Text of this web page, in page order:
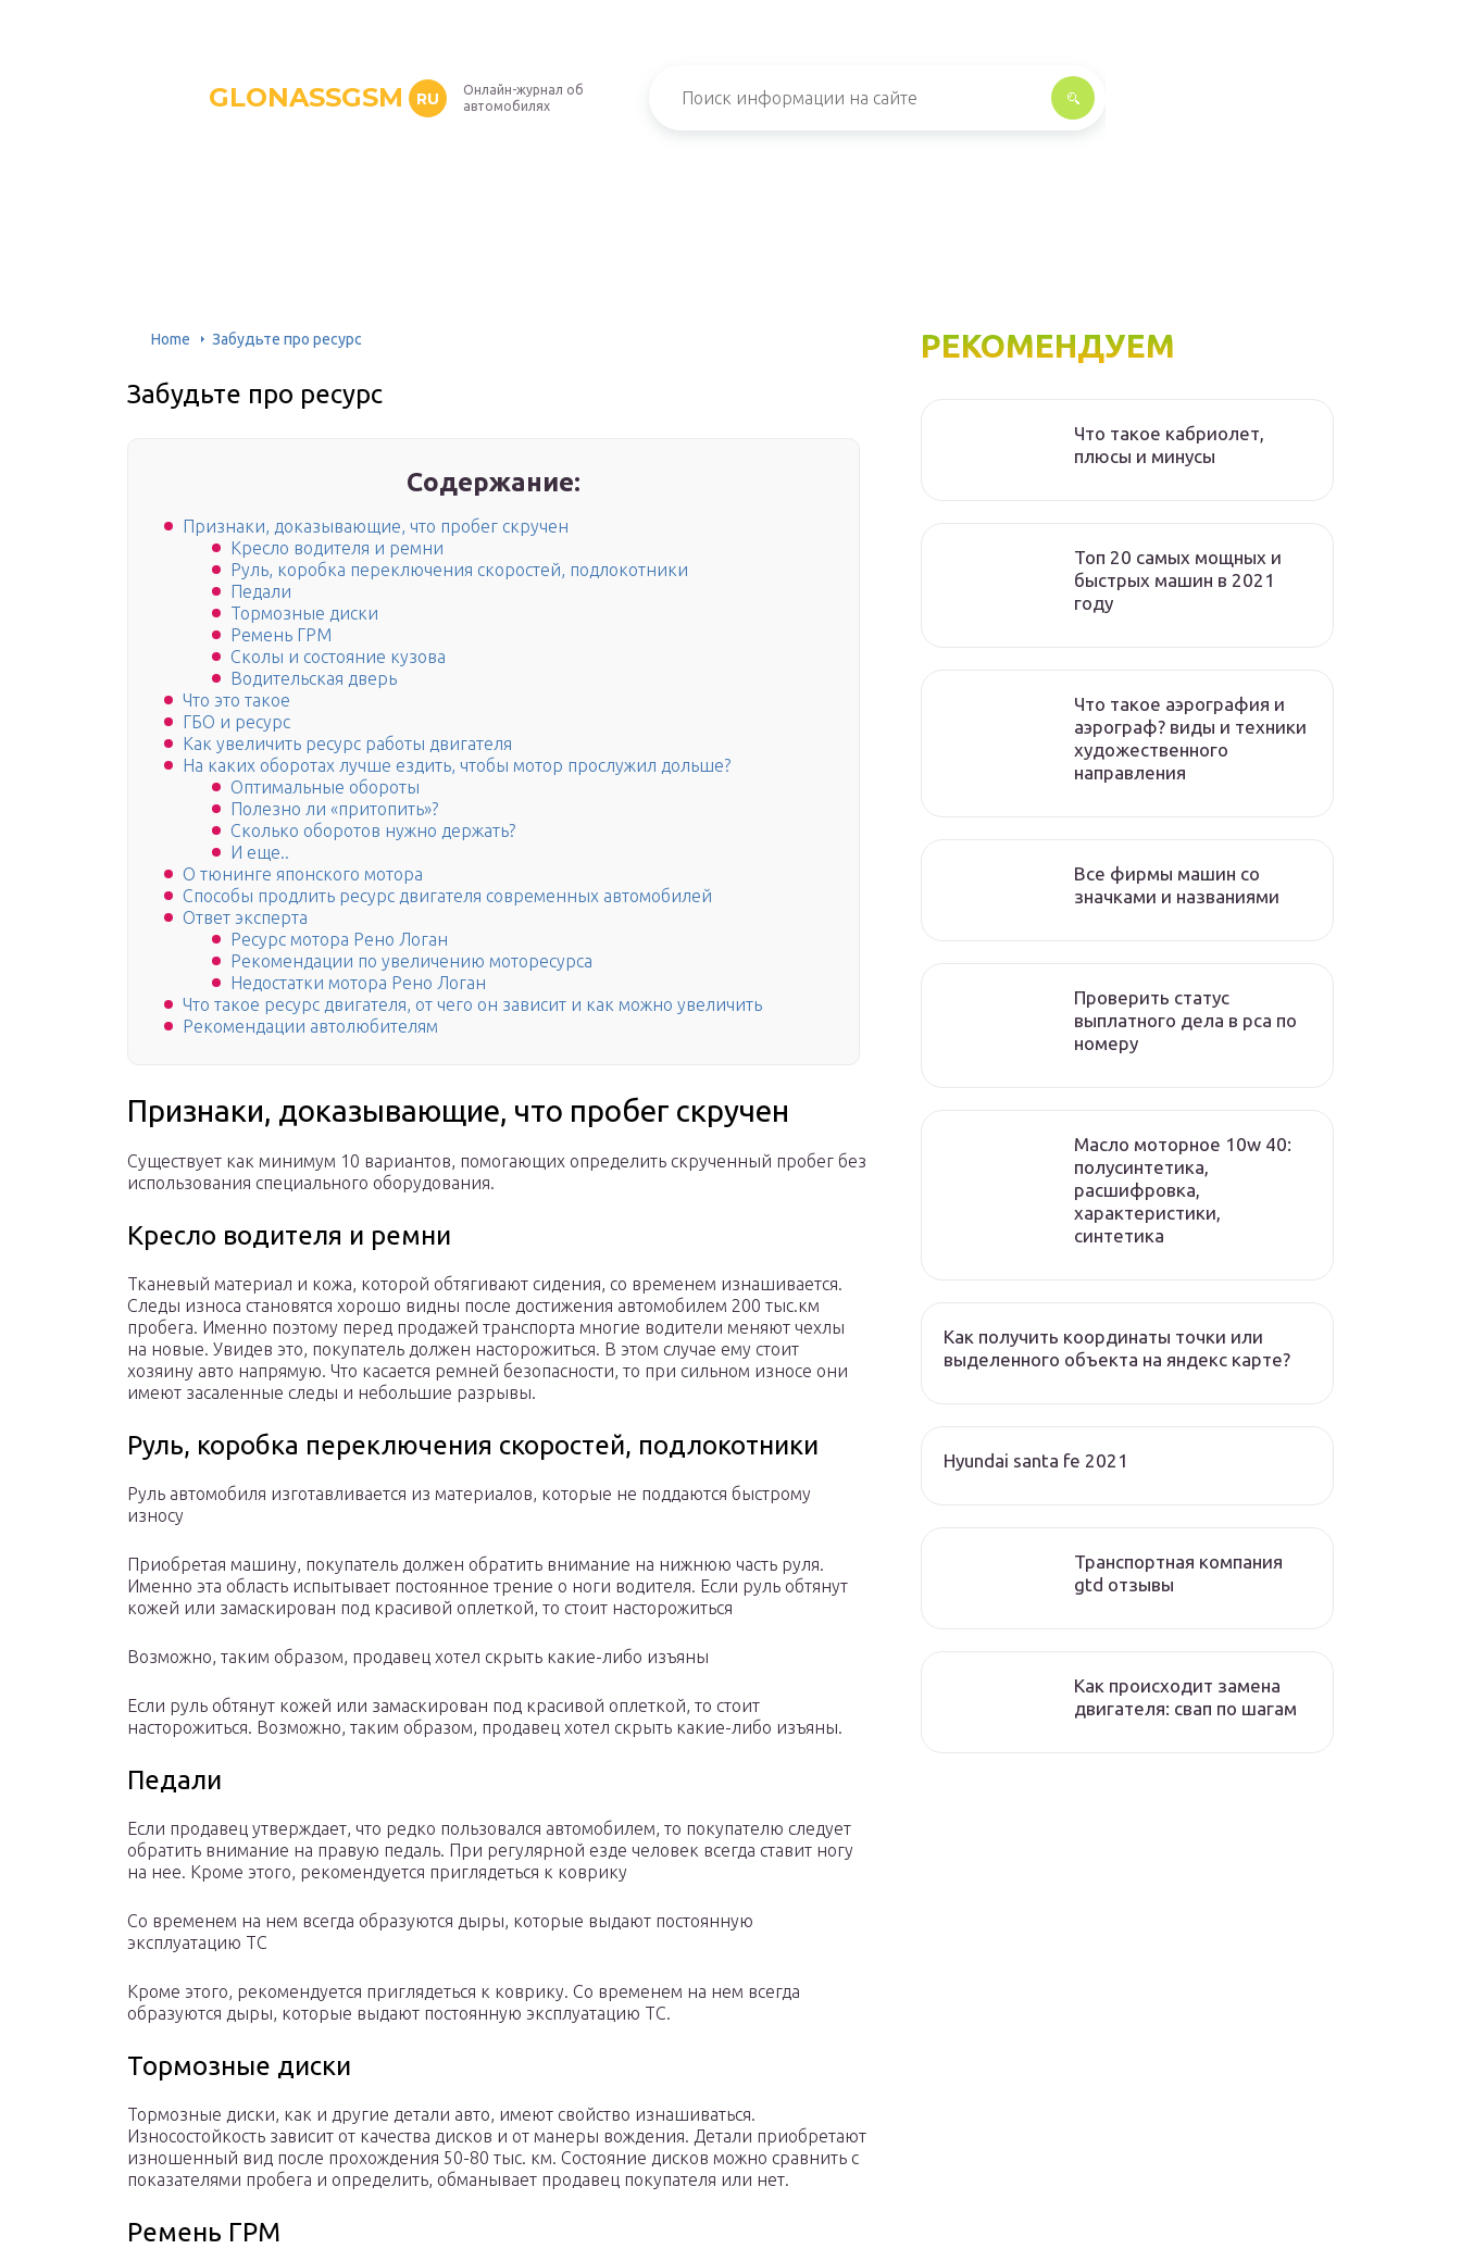
GLONASSGSM RU
Онлайн-журнал об
автомобилях
Home Забудьте про ресурс
Забудьте про ресурс
Содержание:
Признаки, доказывающие, что пробег скручен
Кресло водителя и ремни
Руль, коробка переключения скоростей, подлокотники
Педали
Тормозные диски
Ремень ГРМ
Сколы и состояние кузова
Водительская дверь
Что это такое
ГБО и ресурс
Как увеличить ресурс работы двигателя
На каких оборотах лучше ездить, чтобы мотор прослужил дольше?
Оптимальные обороты
Полезно ли «притопить»?
Сколько оборотов нужно держать?
И еще..
О тюнинге японского мотора
Способы продлить ресурс двигателя современных автомобилей
Ответ эксперта
Ресурс мотора Рено Логан
Рекомендации по увеличению моторесурса
Недостатки мотора Рено Логан
Что такое ресурс двигателя, от чего он зависит и как можно увеличить
Рекомендации автолюбителям
Признаки, доказывающие, что пробег скручен
Существует как минимум 10 вариантов, помогающих определить скрученный пробег без
использования специального оборудования.
Кресло водителя и ремни
Тканевый материал и кожа, которой обтягивают сидения, со временем изнашивается.
Следы износа становятся хорошо видны после достижения автомобилем 200 тыс.км
пробега. Именно поэтому перед продажей транспорта многие водители меняют чехлы
на новые. Увидев это, покупатель должен насторожиться. В этом случае ему стоит
хозяину авто напрямую. Что касается ремней безопасности, то при сильном износе они
имеют засаленные следы и небольшие разрывы.
Руль, коробка переключения скоростей, подлокотники
Руль автомобиля изготавливается из материалов, которые не поддаются быстрому
износу
Приобретая машину, покупатель должен обратить внимание на нижнюю часть руля.
Именно эта область испытывает постоянное трение о ноги водителя. Если руль обтянут
кожей или замаскирован под красивой оплеткой, то стоит насторожиться
Возможно, таким образом, продавец хотел скрыть какие-либо изъяны
Если руль обтянут кожей или замаскирован под красивой оплеткой, то стоит
насторожиться. Возможно, таким образом, продавец хотел скрыть какие-либо изъяны.
Педали
Если продавец утверждает, что редко пользовался автомобилем, то покупателю следует
обратить внимание на правую педаль. При регулярной езде человек всегда ставит ногу
на нее. Кроме этого, рекомендуется приглядеться к коврику
Со временем на нем всегда образуются дыры, которые выдают постоянную
эксплуатацию ТС
Кроме этого, рекомендуется приглядеться к коврику. Со временем на нем всегда
образуются дыры, которые выдают постоянную эксплуатацию ТС.
Тормозные диски
Тормозные диски, как и другие детали авто, имеют свойство изнашиваться.
Износостойкость зависит от качества дисков и от манеры вождения. Детали приобретают
изношенный вид после прохождения 50-80 тыс. км. Состояние дисков можно сравнить с
показателями пробега и определить, обманывает продавец покупателя или нет.
Ремень ГРМ
РЕКОМЕНДУЕМ
Что такое кабриолет,
плюсы и минусы
Топ 20 самых мощных и
быстрых машин в 2021
году
Что такое аэрография и
аэрограф? виды и техники
художественного
направления
Все фирмы машин со
значками и названиями
Проверить статус
выплатного дела в рса по
номеру
Масло моторное 10w 40:
полусинтетика,
расшифровка,
характеристики,
синтетика
Как получить координаты точки или
выделенного объекта на яндекс карте?
Hyundai santa fe 2021
Транспортная компания
gtd отзывы
Как происходит замена
двигателя: свап по шагам